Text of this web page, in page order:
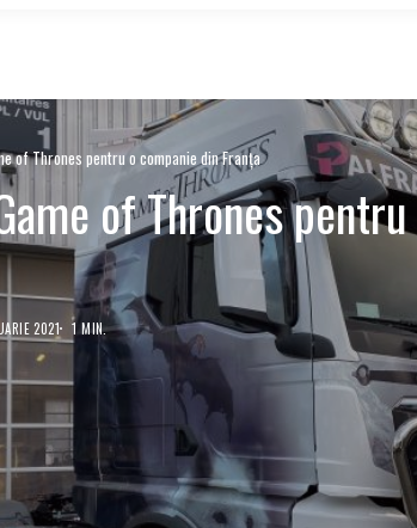
of Thrones pentru o companie din Franța
of Thrones
2021 1 MIN.